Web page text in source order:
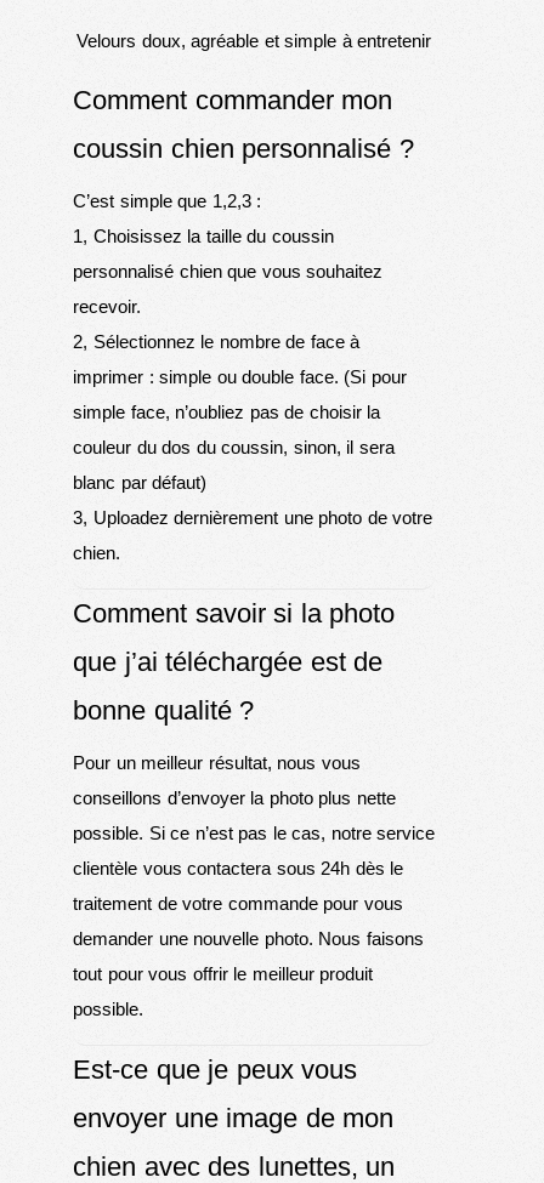
Velours doux, agréable et simple à entretenir
Comment commander mon
coussin chien personnalisé ?
C’est simple que 1,2,3 :
1, Choisissez la taille du coussin
personnalisé chien que vous souhaitez
recevoir.
2, Sélectionnez le nombre de face à
imprimer : simple ou double face. (Si pour
simple face, n’oubliez pas de choisir la
couleur du dos du coussin, sinon, il sera
blanc par défaut)
3, Uploadez dernièrement une photo de votre
chien.
Comment savoir si la photo
que j’ai téléchargée est de
bonne qualité ?
Pour un meilleur résultat, nous vous
conseillons d’envoyer la photo plus nette
possible. Si ce n’est pas le cas, notre service
clientèle vous contactera sous 24h dès le
traitement de votre commande pour vous
demander une nouvelle photo. Nous faisons
tout pour vous offrir le meilleur produit
possible.
Est-ce que je peux vous
envoyer une image de mon
chien avec des lunettes, un